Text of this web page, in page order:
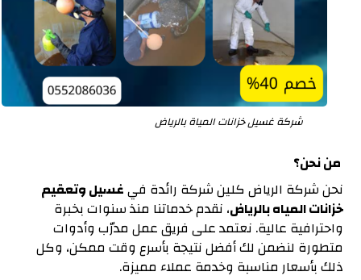
شركة غسيل خزانات المياة بالرياض
من نحن؟
نحن شركة الرياض كلين شركة رائدة فيغسيل وتعقيم
خزانات المياه بالرياض، نقدم خدماتنا منذ سنوات بخبرة
واحترافية عالية. نعتمد على فريق عمل مدرّب وأدوات
متطورة لنضمن لك أفضل نتيجة بأسرع وقت ممكن، وكل
ذلك بأسعار مناسبة وخدمة عملاء مميزة.